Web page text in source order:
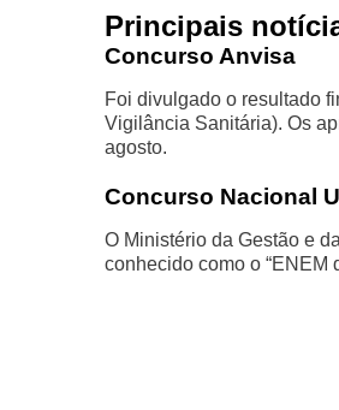
Principais
Concurso Anvisa
Foi divulgado o resultado
Vigilância Sanitária). Os
agosto.
Concurso Nacional
O Ministério da Gestão e
conhecido como o “ENEM